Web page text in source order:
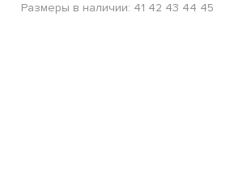
Размеры в наличии: 41 42 43 44 45